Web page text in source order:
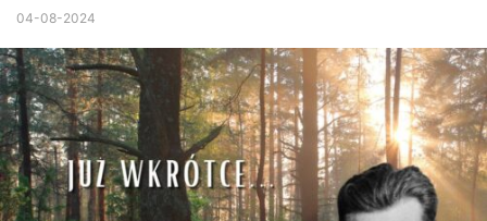
04-08-2024